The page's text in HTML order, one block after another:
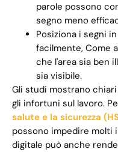
parole possono
segno meno
Posiziona i segni
facilmente, Come
che l'area sia ben
sia visibile.
Gli studi mostrano
gli infortuni sul lavoro.
salute e la sicurezza
possono impedire molti
digitale può anche